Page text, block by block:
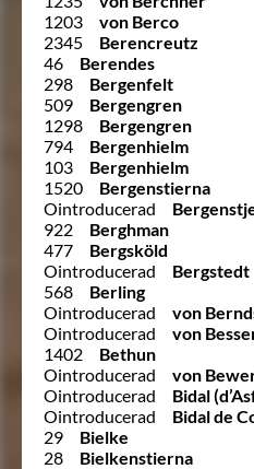
1203
von Berco
2345
Berencreutz
46
Berendes
298
Bergenfelt
509
Bergengren
1298
Bergengren
794
Bergenhielm
103
Bergenhielm
1520
Bergenstierna
Ointroducerad
922
Berghman
477
Bergsköld
Ointroducerad
Bergstedt
568
Berling
Ointroducerad
von
Ointroducerad
von
1402
Bethun
Ointroducerad
von
Ointroducerad
Bidal
Ointroducerad
Bidal de
29
Bielke
28
Bielkenstierna